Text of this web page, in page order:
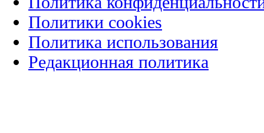
Политики cookies
Политика использования
Редакционная политика